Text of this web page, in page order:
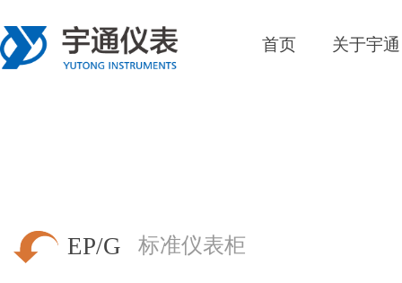
首页 关于宇通
EP/G 标准仪表柜